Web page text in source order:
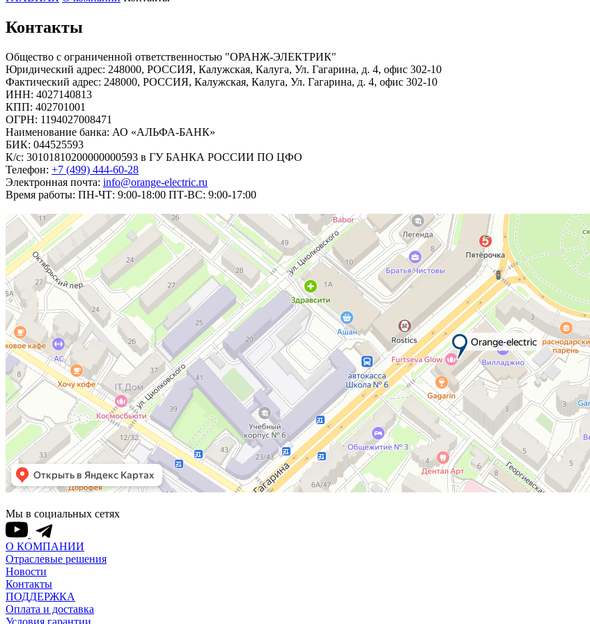
Контакты
Общество с ограниченной ответственностью "ОРАНЖ-ЭЛЕКТРИК"
Юридический адрес: 248000, РОССИЯ, Калужская, Калуга, Ул. Гагарина, д. 4, офис 302-10
Фактический адрес: 248000, РОССИЯ, Калужская, Калуга, Ул. Гагарина, д. 4, офис 302-10
ИНН: 4027140813
КПП: 402701001
ОГРН: 1194027008471
Наименование банка: АО «АЛЬФА-БАНК»
БИК: 044525593
К/с: 30101810200000000593 в ГУ БАНКА РОССИИ ПО ЦФО
Телефон: +7 (499) 444-60-28
Электронная почта: info@orange-electric.ru
Время работы: ПН-ЧТ: 9:00-18:00 ПТ-ВС: 9:00-17:00
Мы в социальных сетях
О КОМПАНИИ
Отраслевые решения
Новости
Контакты
ПОДДЕРЖКА
Оплата и доставка
Условия гарантии